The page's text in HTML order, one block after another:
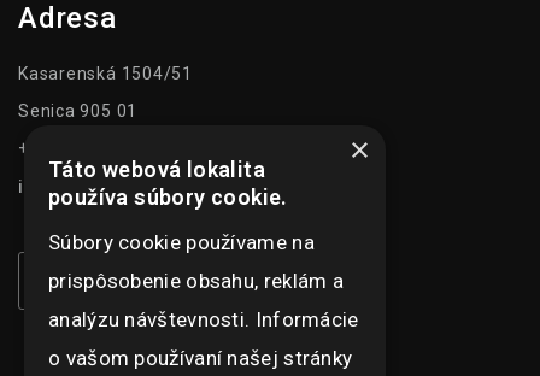
Adresa
Kasarenská 1504/51
Senica 905 01
+421 948 073 915
info@ghexpo.sk
×
Táto webová lokalita
používa súbory cookie.
Súbory cookie používame na
prispôsobenie obsahu, reklám a
analýzu návštevnosti. Informácie
o vašom používaní našej stránky